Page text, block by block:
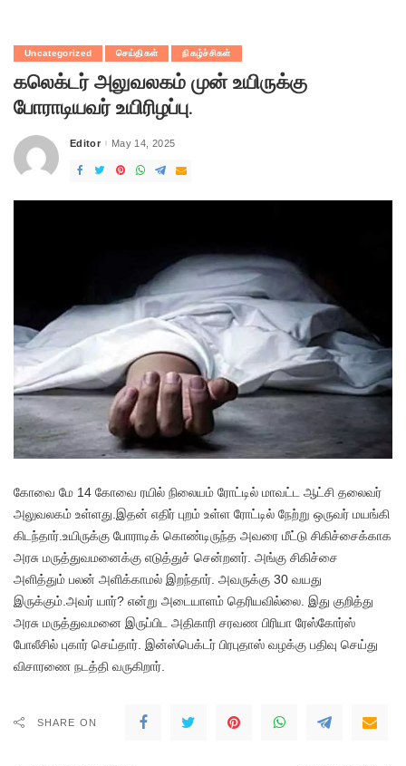
Uncategorized செய்திகள் நிகழ்ச்சிகள்
கலெக்டர் அலுவலகம் முன் உயிருக்கு
போராடியவர் உயிரிழப்பு.
Posted
Editor May 14, 2025
கோவை மே 14 கோவை ரயில் நிலையம் ரோட்டில் மாவட்ட ஆட்சி தலைவர்
அலுவலகம் உள்ளது.இதன் எதிர் புறம் உள்ள ரோட்டில் நேற்று ஒருவர் மயங்கி
கிடந்தார்.உயிருக்கு போராடிக் கொண்டிருந்த அவரை மீட்டு சிகிச்சைக்காக
அரசு மருத்துவமனைக்கு எடுத்துச் சென்றனர். அங்கு சிகிச்சை
அளித்தும் பலன் அளிக்காமல் இறந்தார். அவருக்கு 30 வயது
இருக்கும்.அவர் யார்? என்று அடையாளம் தெரியவில்லை. இது குறித்து
அரசு மருத்துவமனை இருப்பிட அதிகாரி சரவண பிரியா ரேஸ்கோர்ஸ்
போலீசில் புகார் செய்தார். இன்ஸ்பெக்டர் பிரபுதாஸ் வழக்கு பதிவு செய்து
விசாரணை நடத்தி வருகிறார்.
SHARE ON